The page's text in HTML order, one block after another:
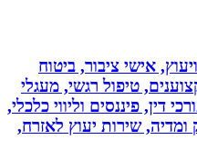
אישי ציבור, ביטוח
טיפול רגשי, מעגלי
פיננסים וליווי כלכלי,
שירות יעוץ לאזרח,